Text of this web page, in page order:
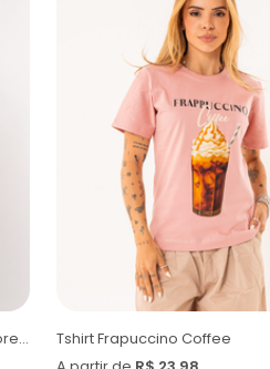
Cropped Max Amore Expresso Sapore Di Italia
Tshirt Frapuccino Coffee